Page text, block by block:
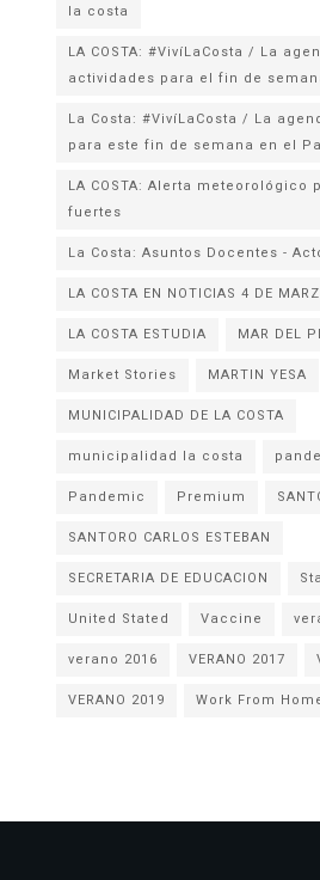
la costa
LA COSTA: #VivíLaCosta / La
actividades para el fin de
La Costa: #VivíLaCosta / La
para este fin de semana en el
LA COSTA: Alerta meteorológico
fuertes
La Costa: Asuntos Docentes -
LA COSTA EN NOTICIAS 4 DE
LA COSTA ESTUDIA
MAR DEL
Market Stories
MARTIN YESA
MUNICIPALIDAD DE LA COSTA
municipalidad la costa
Pandemic
Premium
SANTORO CARLOS ESTEBAN
SECRETARIA DE EDUCACION
United Stated
Vaccine
verano 2016
VERANO 2017
VERANO 2019
Work From